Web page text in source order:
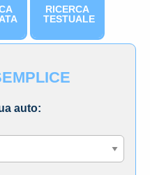
RICERCA
TESTUALE
auto: